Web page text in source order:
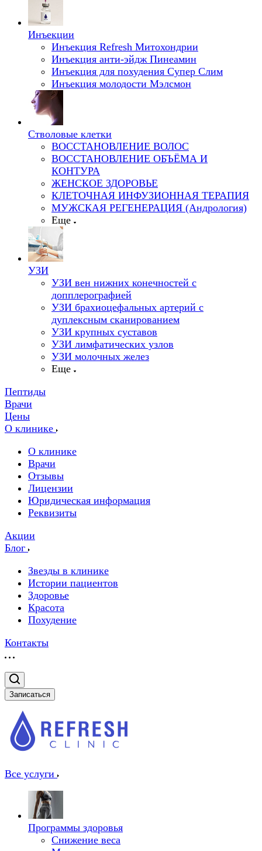
Инъекции
Инъекция Refresh Митохондрии
Инъекция анти-эйдж Пинеамин
Инъекция для похудения Супер Слим
Инъекция молодости Мэлсмон
Стволовые клетки
ВОССТАНОВЛЕНИЕ ВОЛОС
ВОССТАНОВЛЕНИЕ ОБЪЁМА И
КОНТУРА
ЖЕНСКОЕ ЗДОРОВЬЕ
КЛЕТОЧНАЯ ИНФУЗИОННАЯ ТЕРАПИЯ
МУЖСКАЯ РЕГЕНЕРАЦИЯ (Андрология)
Еще
УЗИ
УЗИ вен нижних конечностей с
допплерографией
УЗИ брахиоцефальных артерий с
дуплексным сканированием
УЗИ крупных суставов
УЗИ лимфатических узлов
УЗИ молочных желез
Еще
Пептиды
Врачи
Цены
О клинике
О клинике
Врачи
Отзывы
Лицензии
Юридическая информация
Реквизиты
Акции
Блог
Звезды в клинике
Истории пациентов
Здоровье
Красота
Похудение
Контакты
Записаться
Все услуги
Программы здоровья
Снижение веса